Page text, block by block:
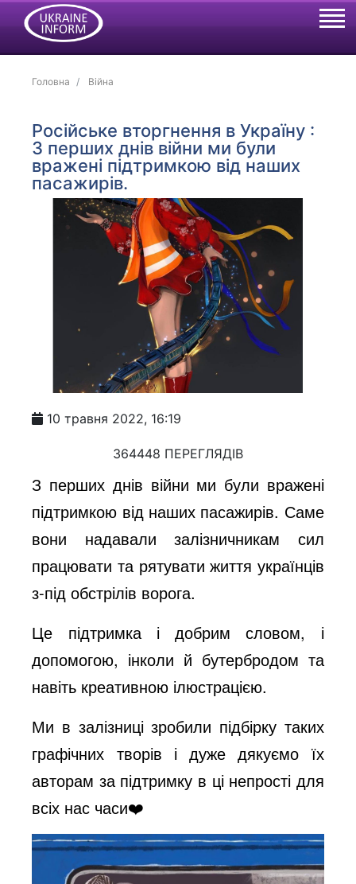
Головна Війна
Російське вторгнення в Україну :
З перших днів війни ми були
вражені підтримкою від наших
пасажирів.
10 травня 2022, 16:19
364448 ПЕРЕГЛЯДІВ
З перших днів війни ми були вражені
підтримкою від наших пасажирів. Саме
вони надавали залізничникам сил
працювати та рятувати життя українців
з-під обстрілів ворога.
Це підтримка і добрим словом, і
допомогою, інколи й бутербродом та
навіть креативною ілюстрацією.
Ми в залізниці зробили підбірку таких
графічних творів і дуже дякуємо їх
авторам за підтримку в ці непрості для
всіх нас часи❤️